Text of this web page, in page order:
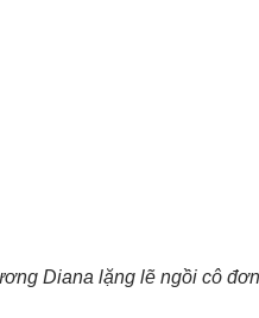
Diana lặng lẽ ngồi cô